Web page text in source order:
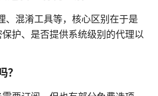
、混淆工具等，核心区别在于是
护、是否提供系统级别的代理以
？